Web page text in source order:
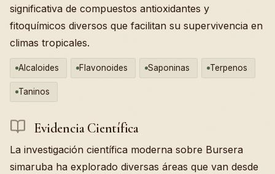
significativa de compuestos antioxidantes y
fitoquímicos diversos que facilitan su supervivencia en
climas tropicales.
Alcaloides Flavonoides Saponinas Terpenos
Taninos
Evidencia Científica
La investigación científica moderna sobre Bursera
simaruba ha explorado diversas áreas que van desde